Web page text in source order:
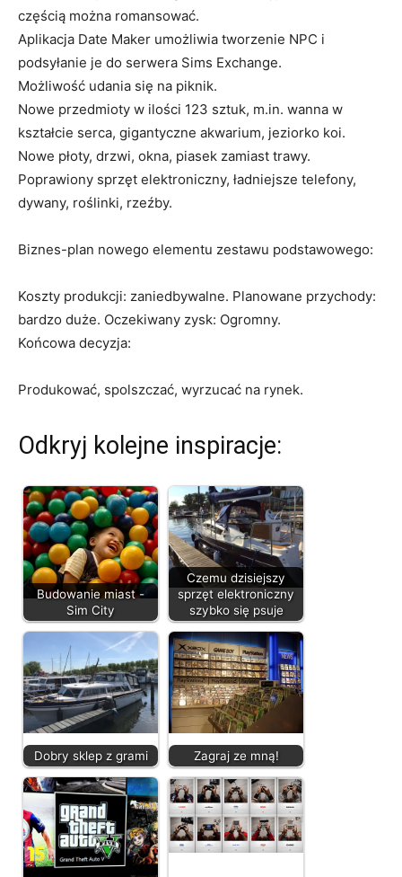
częścią można romansować.
Aplikacja Date Maker umożliwia tworzenie NPC i
podsyłanie je do serwera Sims Exchange.
Możliwość udania się na piknik.
Nowe przedmioty w ilości 123 sztuk, m.in. wanna w
kształcie serca, gigantyczne akwarium, jeziorko koi.
Nowe płoty, drzwi, okna, piasek zamiast trawy.
Poprawiony sprzęt elektroniczny, ładniejsze telefony,
dywany, roślinki, rzeźby.
Biznes-plan nowego elementu zestawu podstawowego:
Koszty produkcji: zaniedbywalne. Planowane przychody:
bardzo duże. Oczekiwany zysk: Ogromny.
Końcowa decyzja:
Produkować, spolszczać, wyrzucać na rynek.
Odkryj kolejne inspiracje:
Budowanie miast -
Sim City
Czemu dzisiejszy
sprzęt elektroniczny
szybko się psuje
Dobry sklep z grami Zagraj ze mną!